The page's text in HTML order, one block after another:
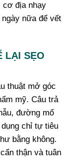
cơ địa nhạy
nữa để vết
LẠI SẸO
thuật mở góc
mỹ. Câu trả
đường mổ
chỉ tự tiêu
bằng không.
thận và tuân